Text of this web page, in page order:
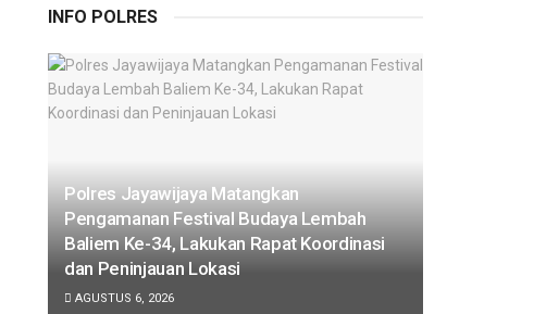
INFO POLRES
Polres Jayawijaya Matangkan
Pengamanan Festival Budaya Lembah
Baliem Ke-34, Lakukan Rapat Koordinasi
dan Peninjauan Lokasi
AGUSTUS 6, 2026